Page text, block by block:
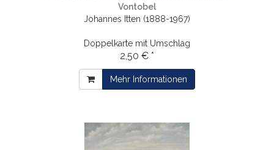
Vontobel
Johannes Itten (1888-1967)
Doppelkarte mit Umschlag
2,50 € *
Mehr Informationen